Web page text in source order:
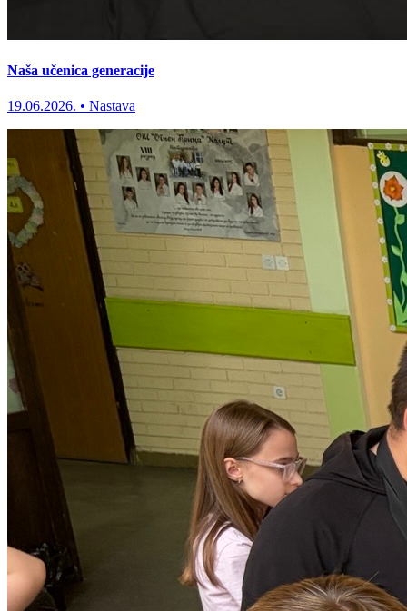
Naša učenica generacije
19.06.2026. • Nastava